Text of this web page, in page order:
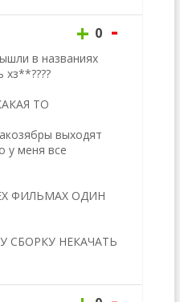
+ 0 -
в названиях
хз**????
ТО
выходят
у меня все
ФИЛЬМАХ ОДИН
СБОРКУ НЕКАЧАТЬ